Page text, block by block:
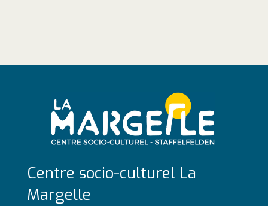
Centre socio-culturel La
Margelle